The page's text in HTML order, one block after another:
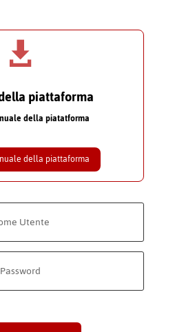

piattaforma
della piatatforma
della piattaforma